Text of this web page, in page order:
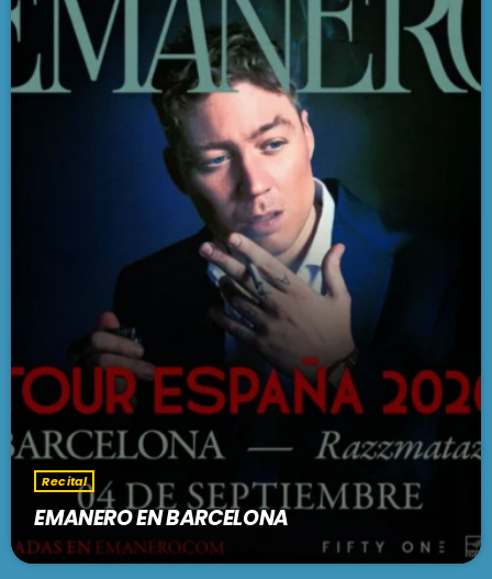
Recital
EMANERO EN BARCELONA